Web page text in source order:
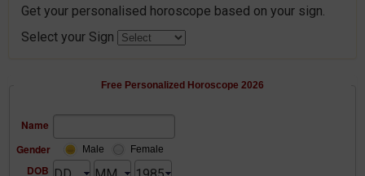
Get your personalised horoscope based on your sign.
Select your Sign
Free Personalized Horoscope 2026
Name
Gender
Male Female
DOB